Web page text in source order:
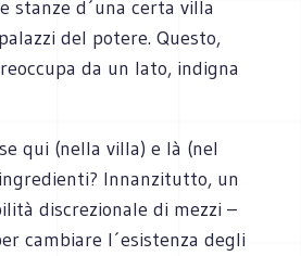
stanze d´una certa villa
del potere. Questo,
da un lato, indigna
qui (nella villa) e là (nel
Innanzitutto, un
discrezionale di mezzi –
cambiare l´esistenza degli